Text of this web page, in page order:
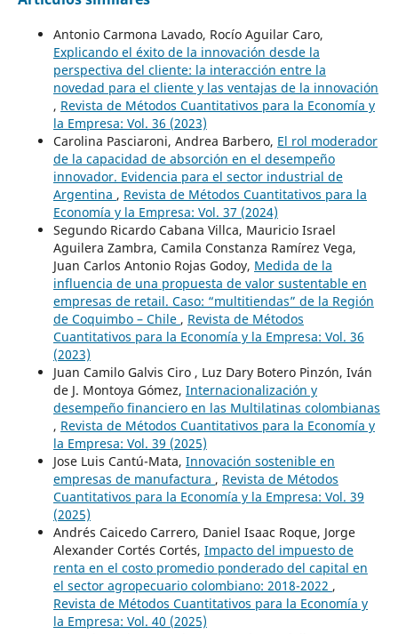
Antonio Carmona Lavado, Rocío Aguilar Caro,
Explicando el éxito de la innovación desde la
perspectiva del cliente: la interacción entre la
novedad para el cliente y las ventajas de la innovación
, Revista de Métodos Cuantitativos para la Economía y
la Empresa: Vol. 36 (2023)
Carolina Pasciaroni, Andrea Barbero, El rol moderador
de la capacidad de absorción en el desempeño
innovador. Evidencia para el sector industrial de
Argentina , Revista de Métodos Cuantitativos para la
Economía y la Empresa: Vol. 37 (2024)
Segundo Ricardo Cabana Villca, Mauricio Israel
Aguilera Zambra, Camila Constanza Ramírez Vega,
Juan Carlos Antonio Rojas Godoy, Medida de la
influencia de una propuesta de valor sustentable en
empresas de retail. Caso: “multitiendas” de la Región
de Coquimbo – Chile , Revista de Métodos
Cuantitativos para la Economía y la Empresa: Vol. 36
(2023)
Juan Camilo Galvis Ciro , Luz Dary Botero Pinzón, Iván
de J. Montoya Gómez, Internacionalización y
desempeño financiero en las Multilatinas colombianas
, Revista de Métodos Cuantitativos para la Economía y
la Empresa: Vol. 39 (2025)
Jose Luis Cantú-Mata, Innovación sostenible en
empresas de manufactura , Revista de Métodos
Cuantitativos para la Economía y la Empresa: Vol. 39
(2025)
Andrés Caicedo Carrero, Daniel Isaac Roque, Jorge
Alexander Cortés Cortés, Impacto del impuesto de
renta en el costo promedio ponderado del capital en
el sector agropecuario colombiano: 2018-2022 ,
Revista de Métodos Cuantitativos para la Economía y
la Empresa: Vol. 40 (2025)